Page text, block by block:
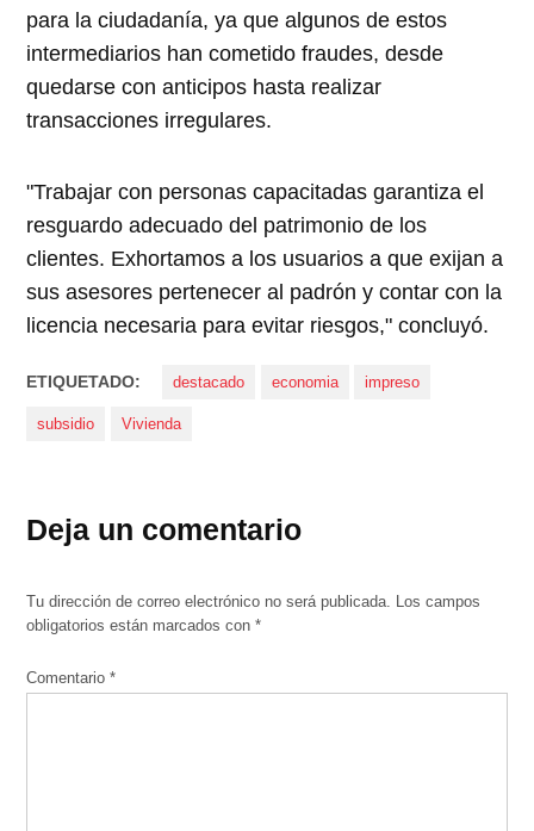
para la ciudadanía, ya que algunos de estos
intermediarios han cometido fraudes, desde
quedarse con anticipos hasta realizar
transacciones irregulares.
"Trabajar con personas capacitadas garantiza el
resguardo adecuado del patrimonio de los
clientes. Exhortamos a los usuarios a que exijan a
sus asesores pertenecer al padrón y contar con la
licencia necesaria para evitar riesgos," concluyó.
ETIQUETADO: destacado economia impreso
subsidio Vivienda
Deja un comentario
Tu dirección de correo electrónico no será publicada. Los campos
obligatorios están marcados con*
Comentario*